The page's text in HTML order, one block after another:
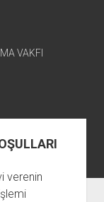
VAKFI
verenin